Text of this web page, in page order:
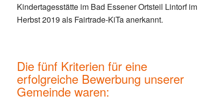
Kindertagesstätte im Bad Essener Ortsteil Lintorf im
Herbst 2019 als Fairtrade-KiTa anerkannt.
Die fünf Kriterien für eine
erfolgreiche Bewerbung unserer
Gemeinde waren: